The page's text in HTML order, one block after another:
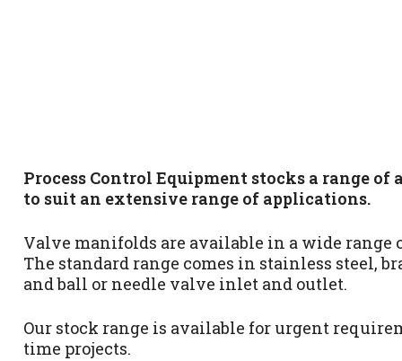
Process Control Equipment stocks a range
to suit an extensive range of applications.
Valve manifolds are available in a wide range
The standard range comes in stainless steel,
and ball or needle valve inlet and outlet.
Our stock range is available for urgent
time projects.